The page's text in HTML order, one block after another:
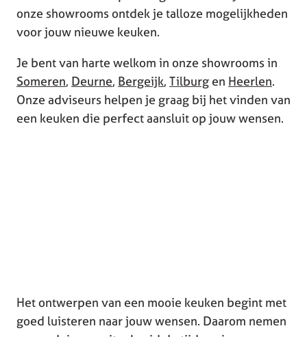
onze showrooms ontdek je talloze mogelijkheden
voor jouw nieuwe keuken.
Je bent van harte welkom in onze showrooms in
Someren, Deurne, Bergeijk, Tilburg en Heerlen.
Onze adviseurs helpen je graag bij het vinden van
een keuken die perfect aansluit op jouw wensen.
Het ontwerpen van een mooie keuken begint met
goed luisteren naar jouw wensen. Daarom nemen